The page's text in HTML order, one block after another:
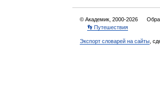
© Академик, 2000-2026
👣 Путешествия
Экспорт словарей на сайты ,